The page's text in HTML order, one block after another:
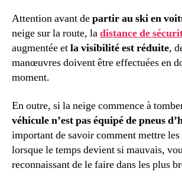
Attention avant departir au ski en
neige sur la route, ladistance de
augmentée etla visibilité est réduite,
manœuvres doivent être effectuées en
moment.
En outre, si la neige commence à
véhicule n’est pas équipé de pneus
important de savoir comment mettre les
lorsque le temps devient si mauvais,
reconnaissant de le faire dans les plus